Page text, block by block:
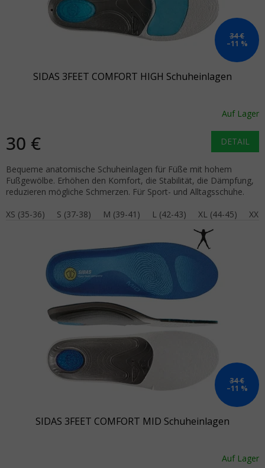
34 €
–11 %
SIDAS 3FEET COMFORT HIGH Schuheinlagen
Auf Lager
30 € DETAIL
Bequeme anatomische Schuheinlagen für Füße mit hohem
Fußgewölbe. Erhöhen den Komfort, die Stabilität, die Dämpfung,
reduzieren mögliche Schmerzen. Für Sport- und Alltagsschuhe.
XS (35-36)
S (37-38) M (39-41) L (42-43) XL (44-45)
34 €
–11 %
SIDAS 3FEET COMFORT MID Schuheinlagen
Auf Lager